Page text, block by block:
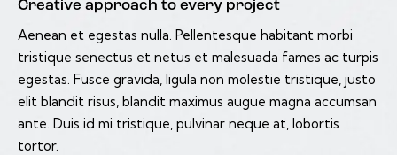
Creative approach to every project
Aenean et egestas nulla. Pellentesque habitant morbi
tristique senectus et netus et malesuada fames ac turpis
egestas. Fusce gravida, ligula non molestie tristique, justo
elit blandit risus, blandit maximus augue magna accumsan
ante. Duis id mi tristique, pulvinar neque at, lobortis
tortor.